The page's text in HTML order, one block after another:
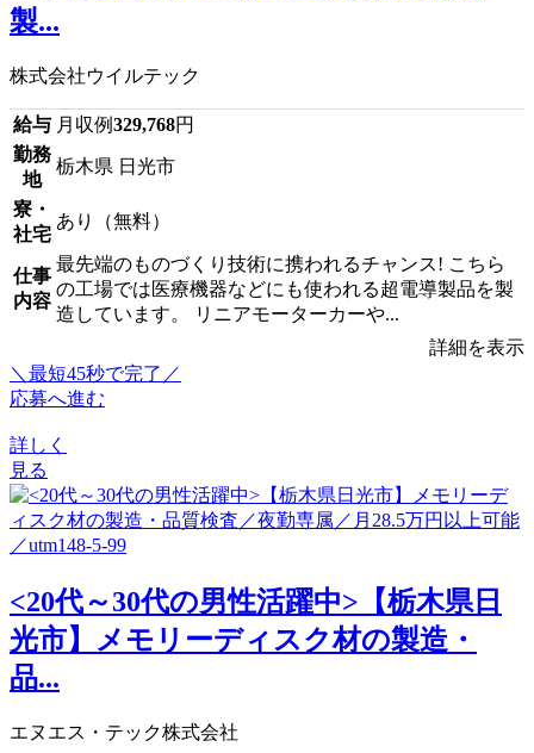
製...
株式会社ウイルテック
給与 月収例329,768円
勤務
地
栃木県 日光市
寮・
社宅
あり（無料）
仕事
内容
最先端のものづくり技術に携われるチャンス! こちら
の工場では医療機器などにも使われる超電導製品を製
造しています。 リニアモーターカーや...
詳細を表示
＼最短45秒で完了／
応募へ進む
詳しく
見る
<20代～30代の男性活躍中>【栃木県日
光市】メモリーディスク材の製造・
品...
エヌエス・テック株式会社